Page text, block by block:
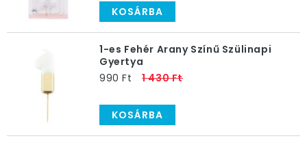
KOSÁRBA
1-es Fehér Arany Színű Szülinapi
Gyertya
990 Ft
1 430 Ft
KOSÁRBA